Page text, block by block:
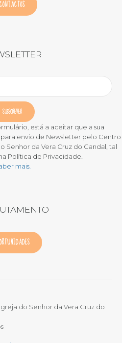
CONTACTOS
está a aceitar que a sua
envio de Newsletter pelo Centro
Senhor da Vera Cruz do Candal, tal
Política de Privacidade.
mais.
do Senhor da Vera Cruz do